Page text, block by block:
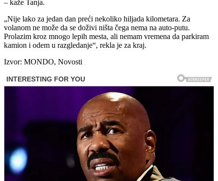
– kaže Tanja.
„Nije lako za jedan dan preći nekoliko hiljada kilometara. Za
volanom ne može da se doživi ništa čega nema na auto-putu.
Prolazim kroz mnogo lepih mesta, ali nemam vremena da parkiram
kamion i odem u razgledanje“, rekla je za kraj.
Izvor: MONDO, Novosti